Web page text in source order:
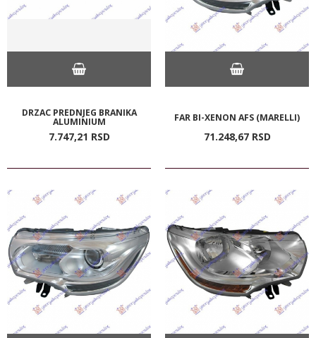
DRZAC PREDNJEG BRANIKA
ALUMINIUM
7.747,21 RSD
FAR BI-XENON AFS (MARELLI)
71.248,67 RSD